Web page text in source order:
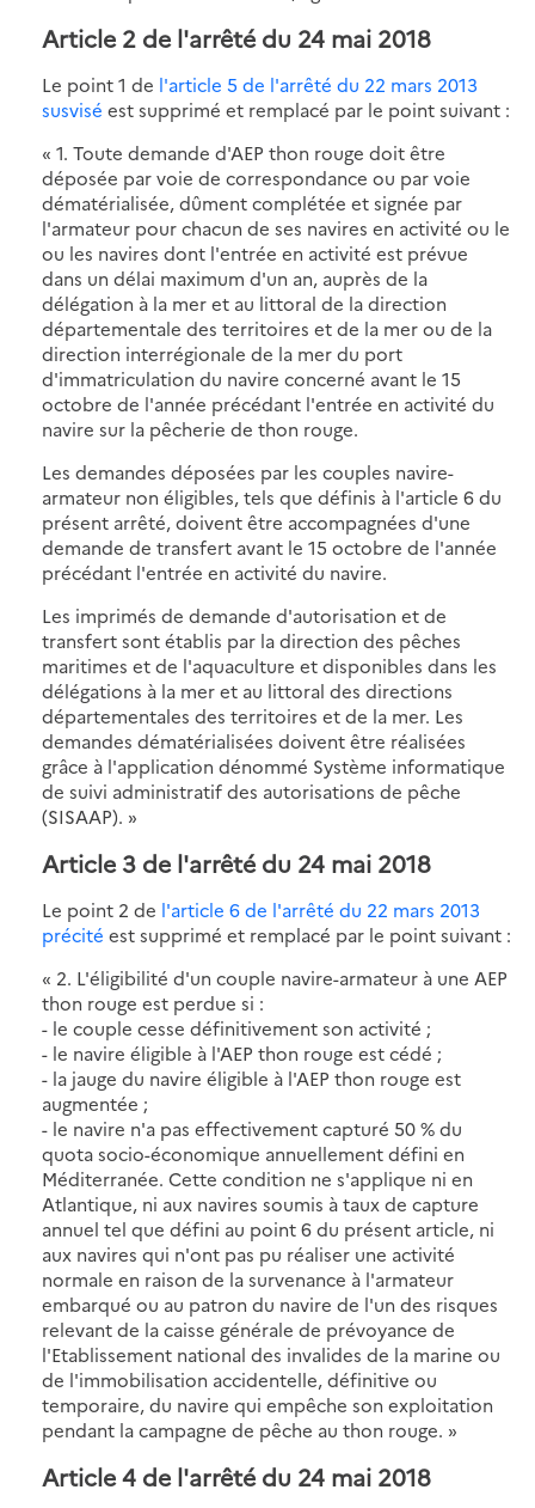
Article 2 de l'arrêté du 24 mai 2018
Le point 1 de l'article 5 de l'arrêté du 22 mars 2013
susvisé est supprimé et remplacé par le point suivant :
« 1. Toute demande d'AEP thon rouge doit être
déposée par voie de correspondance ou par voie
dématérialisée, dûment complétée et signée par
l'armateur pour chacun de ses navires en activité ou le
ou les navires dont l'entrée en activité est prévue
dans un délai maximum d'un an, auprès de la
délégation à la mer et au littoral de la direction
départementale des territoires et de la mer ou de la
direction interrégionale de la mer du port
d'immatriculation du navire concerné avant le 15
octobre de l'année précédant l'entrée en activité du
navire sur la pêcherie de thon rouge.
Les demandes déposées par les couples navire-
armateur non éligibles, tels que définis à l'article 6 du
présent arrêté, doivent être accompagnées d'une
demande de transfert avant le 15 octobre de l'année
précédant l'entrée en activité du navire.
Les imprimés de demande d'autorisation et de
transfert sont établis par la direction des pêches
maritimes et de l'aquaculture et disponibles dans les
délégations à la mer et au littoral des directions
départementales des territoires et de la mer. Les
demandes dématérialisées doivent être réalisées
grâce à l'application dénommé Système informatique
de suivi administratif des autorisations de pêche
(SISAAP). »
Article 3 de l'arrêté du 24 mai 2018
Le point 2 de l'article 6 de l'arrêté du 22 mars 2013
précité est supprimé et remplacé par le point suivant :
« 2. L'éligibilité d'un couple navire-armateur à une AEP
thon rouge est perdue si :
- le couple cesse définitivement son activité ;
- le navire éligible à l'AEP thon rouge est cédé ;
- la jauge du navire éligible à l'AEP thon rouge est
augmentée ;
- le navire n'a pas effectivement capturé 50 % du
quota socio-économique annuellement défini en
Méditerranée. Cette condition ne s'applique ni en
Atlantique, ni aux navires soumis à taux de capture
annuel tel que défini au point 6 du présent article, ni
aux navires qui n'ont pas pu réaliser une activité
normale en raison de la survenance à l'armateur
embarqué ou au patron du navire de l'un des risques
relevant de la caisse générale de prévoyance de
l'Etablissement national des invalides de la marine ou
de l'immobilisation accidentelle, définitive ou
temporaire, du navire qui empêche son exploitation
pendant la campagne de pêche au thon rouge. »
Article 4 de l'arrêté du 24 mai 2018